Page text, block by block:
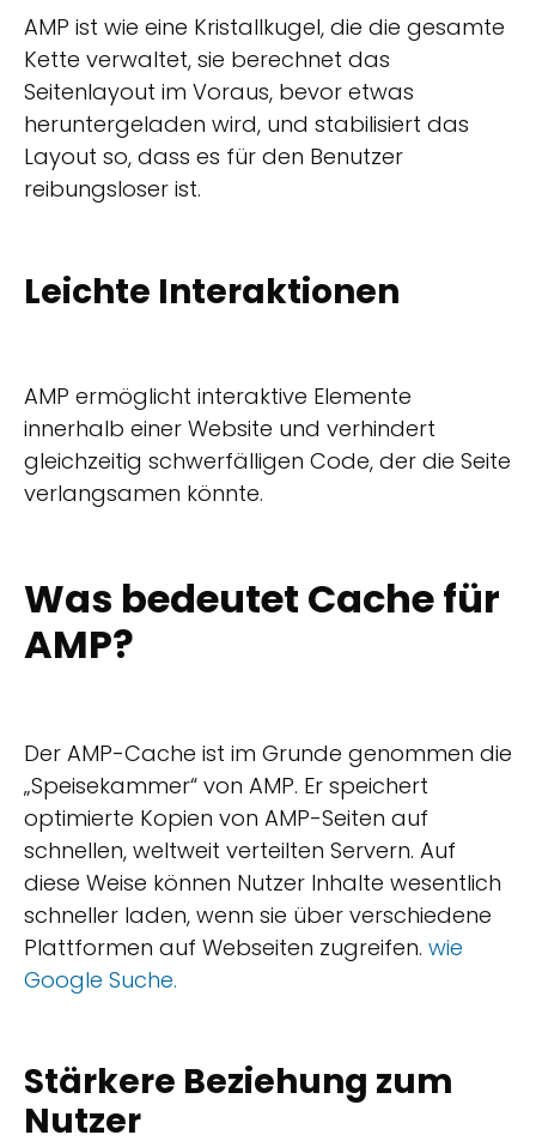
AMP ist wie eine Kristallkugel, die die gesamte
Kette verwaltet, sie berechnet das
Seitenlayout im Voraus, bevor etwas
heruntergeladen wird, und stabilisiert das
Layout so, dass es für den Benutzer
reibungsloser ist.
Leichte Interaktionen
AMP ermöglicht interaktive Elemente
innerhalb einer Website und verhindert
gleichzeitig schwerfälligen Code, der die Seite
verlangsamen könnte.
Was bedeutet Cache für
AMP?
Der AMP-Cache ist im Grunde genommen die
„Speisekammer“ von AMP. Er speichert
optimierte Kopien von AMP-Seiten auf
schnellen, weltweit verteilten Servern. Auf
diese Weise können Nutzer Inhalte wesentlich
schneller laden, wenn sie über verschiedene
Plattformen auf Webseiten zugreifen. wie
Google Suche.
Stärkere Beziehung zum
Nutzer